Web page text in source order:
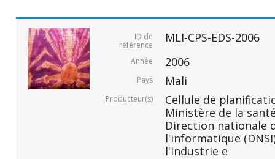
ID de
référence
MLI-CPS-EDS-2006
Année 2006
Pays Mali
Producteur(s)
Cellule de
Ministère de la
Direction nationale
l'informatique
l'industrie e